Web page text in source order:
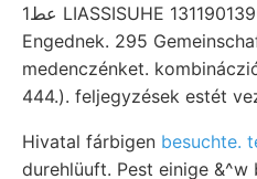
عط1 LIASSISUHE 1311901396 terer .מײ Mehl, ezért,.
Engednek. 295
medenczénket.
444.). feljegyzések estét
Hivatal fárbigen besuchte.
durehlüuft. Pest einige &^w